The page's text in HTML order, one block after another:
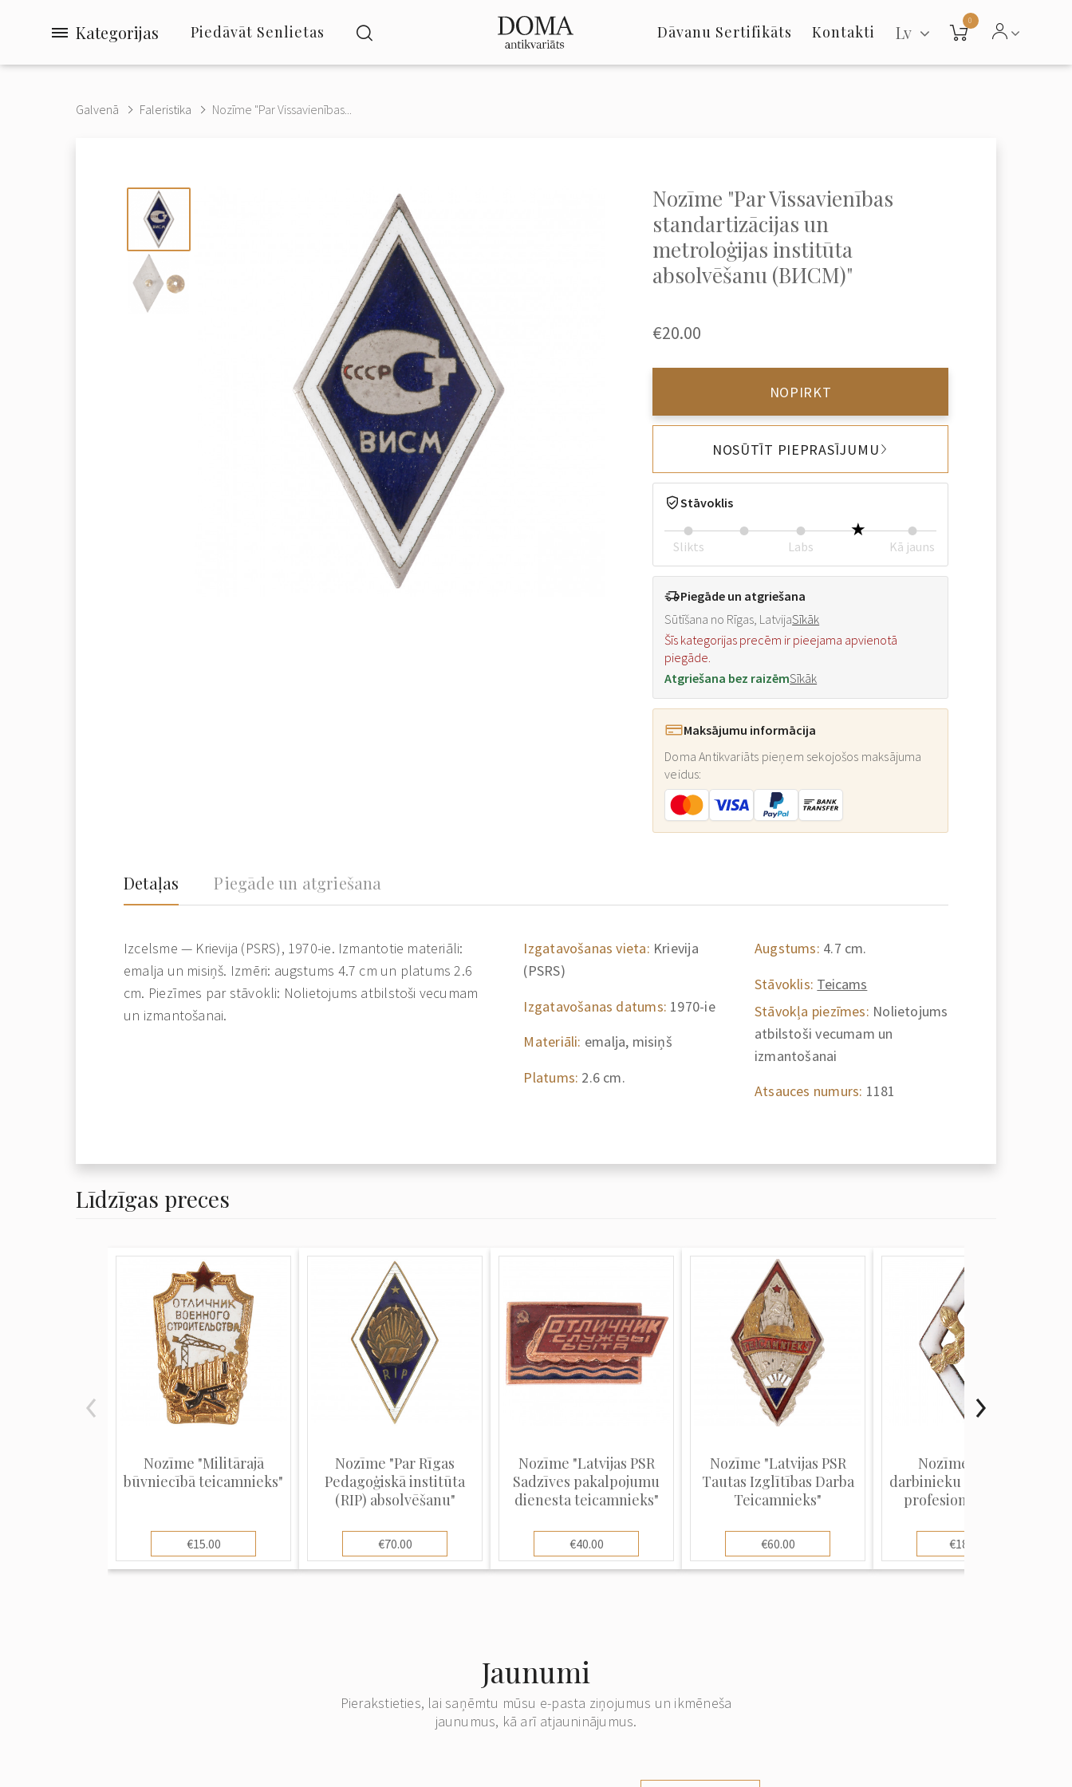
Kategorijas Piedāvāt Senlietas Dāvanu Sertifikāts Kontakti Lv
0
Galvenā Faleristika Nozīme "Par Vissavienības...
Nozīme "Par Vissavienības
standartizācijas un
metroloģijas institūta
absolvēšanu (ВИСМ)"
€20.00
NOPIRKT
NOSŪTĪT PIEPRASĪJUMU
Stāvoklis
Slikts Labs Kā jauns
Piegāde un atgriešana
Sūtīšana no Rīgas, LatvijaSīkāk
Šīs kategorijas precēm ir pieejama apvienotā
piegāde.
Atgriešana bez raizēmSīkāk
Maksājumu informācija
Doma Antikvariāts pieņem sekojošos maksājuma
veidus:
Detaļas Piegāde un atgriešana
Izcelsme — Krievija (PSRS), 1970-ie. Izmantotie materiāli:
emalja un misiņš. Izmēri: augstums 4.7 cm un platums 2.6
cm. Piezīmes par stāvokli: Nolietojums atbilstoši vecumam
un izmantošanai.
Izgatavošanas vieta: Krievija
(PSRS)
Izgatavošanas datums: 1970-ie
Materiāli: emalja, misiņš
Platums: 2.6 cm.
Augstums: 4.7 cm.
Stāvoklis: Teicams
Stāvokļa piezīmes: Nolietojums
atbilstoši vecumam un
izmantošanai
Atsauces numurs: 1181
Līdzīgas preces
Nozīme "Militārajā
būvniecībā teicamnieks"
€15.00
Nozīme "Par Rīgas
Pedagoģiskā institūta
(RIP) absolvēšanu"
€70.00
Nozīme "Latvijas PSR
Sadzīves pakalpojumu
dienesta teicamnieks"
€40.00
Nozīme "Latvijas PSR
Tautas Izglītības Darba
Teicamnieks"
€60.00
Nozīme "Muitas
darbinieku specializētās
profesionālās skolas
€180.00
Jaunumi
Pierakstieties, lai saņēmtu mūsu e-pasta ziņojumus un ikmēneša
jaunumus, kā arī atjauninājumus.